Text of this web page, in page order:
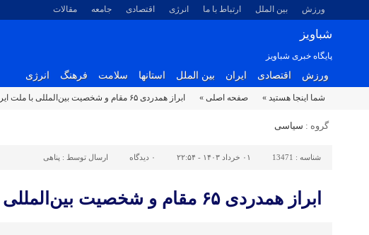
ورزش بین الملل ارتباط با ما انرژی اقتصادی جامعه مقالات
شباویز
پایگاه خبری شباویز
ورزش اقتصادی ایران بین الملل استانها سلامت فرهنگ انرژی
شما اینجا هستید » صفحه اصلی » ابراز همدردی ۶۵ مقام و شخصیت‌ بین‌المللی با ملت ایران
گروه : سیاسی
شناسه : 13471 ۰۱ خرداد ۱۴۰۳ - ۲۲:۵۴ ۰ دیدگاه ارسال توسط : پناهی
ابراز همدردی ۶۵ مقام و شخصیت‌ بین‌المللی با ملت ایران